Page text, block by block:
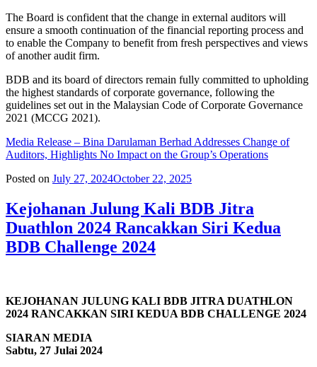
The Board is confident that the change in external auditors will
ensure a smooth continuation of the financial reporting process and
to enable the Company to benefit from fresh perspectives and views
of another audit firm.
BDB and its board of directors remain fully committed to upholding
the highest standards of corporate governance, following the
guidelines set out in the Malaysian Code of Corporate Governance
2021 (MCCG 2021).
Media Release – Bina Darulaman Berhad Addresses Change of
Auditors, Highlights No Impact on the Group’s Operations
Posted on July 27, 2024October 22, 2025
Kejohanan Julung Kali BDB Jitra
Duathlon 2024 Rancakkan Siri Kedua
BDB Challenge 2024
KEJOHANAN JULUNG KALI BDB JITRA DUATHLON
2024 RANCAKKAN SIRI KEDUA BDB CHALLENGE 2024
SIARAN MEDIA
Sabtu, 27 Julai 2024